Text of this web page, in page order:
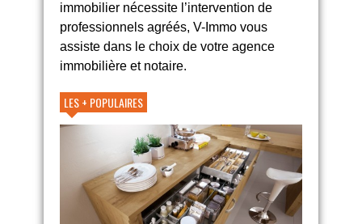
immobilier nécessite l’intervention de
professionnels agréés, V-Immo vous
assiste dans le choix de votre agence
immobilière et notaire.
LES + POPULAIRES